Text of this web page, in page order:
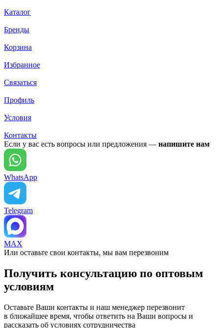
Каталог
Бренды
Корзина
Избранное
Связаться
Профиль
Условия
Контакты
Если у вас есть вопросы или предложения — напишите нам
WhatsApp
Telegram
MAX
Или оставьте свои контакты, мы вам перезвоним
Получить консультацию по оптовым
условиям
Оставьте Ваши контакты и наш менеджер перезвонит
в ближайшее время, чтобы ответить на Ваши вопросы и
рассказать об условиях сотрудничества